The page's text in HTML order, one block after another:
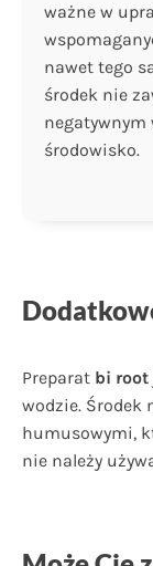
ważne w
nawet tego
środek nie
negatywnym
środowisko.
Preparat bi root
wodzie. Środek
humusowymi,
nie należy